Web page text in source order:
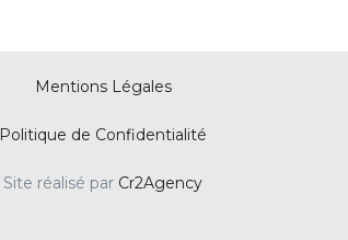
Mentions Légales
Politique de Confidentialité
Site réalisé par Cr2Agency